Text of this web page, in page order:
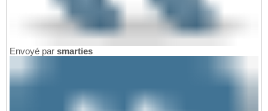
Envoyé par smarties